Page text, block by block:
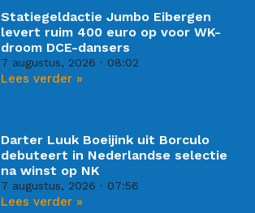
Statiegeldactie Jumbo Eibergen
levert ruim 400 euro op voor WK-
droom DCE-dansers
7 augustus, 2026 08:02
Lees verder »
Darter Luuk Boeijink uit Borculo
debuteert in Nederlandse selectie
na winst op NK
7 augustus, 2026 07:56
Lees verder »